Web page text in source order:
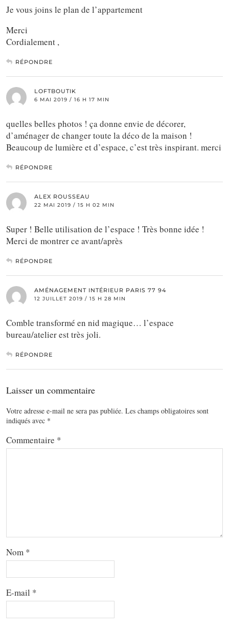
Je vous joins le plan de l’appartement
Merci
Cordialement ,
RÉPONDRE
LOFTBOUTIK
6 MAI 2019 / 16 H 17 MIN
quelles belles photos ! ça donne envie de décorer,
d’aménager de changer toute la déco de la maison !
Beaucoup de lumière et d’espace, c’est très inspirant. merci
RÉPONDRE
ALEX ROUSSEAU
22 MAI 2019 / 15 H 02 MIN
Super ! Belle utilisation de l’espace ! Très bonne idée !
Merci de montrer ce avant/après
RÉPONDRE
AMÉNAGEMENT INTÉRIEUR PARIS 77 94
12 JUILLET 2019 / 15 H 28 MIN
Comble transformé en nid magique… l’espace
bureau/atelier est très joli.
RÉPONDRE
Laisser un commentaire
Votre adresse e-mail ne sera pas publiée. Les champs obligatoires sont
indiqués avec *
Commentaire *
Nom *
E-mail *